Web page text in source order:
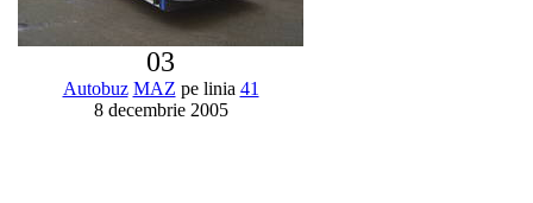
03
Autobuz MAZ pe linia 41
8 decembrie 2005